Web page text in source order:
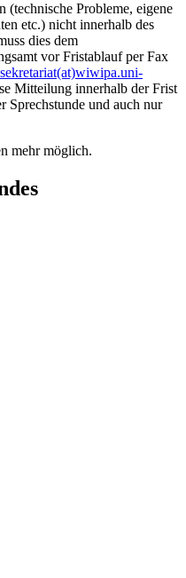
(technische Probleme, eigene
etc.) nicht innerhalb des
dies dem
vor Fristablauf per Fax
sekretariat(at)wiwipa.uni-
Mitteilung innerhalb der Frist
Sprechstunde und auch nur
mehr möglich.